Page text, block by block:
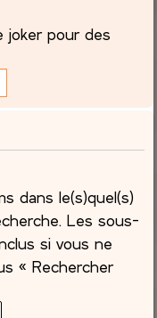
joker pour des
dans le(s)quel(s)
Les sous-
si vous ne
« Rechercher